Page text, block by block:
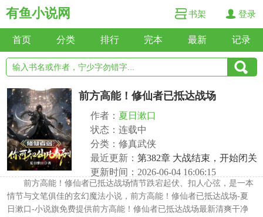
有鱼小说网 书架 登录
首页 分类 排行 完本 最新 记录
前方高能！修仙者已抵达战场
作者： 夏日漱口
状态：连载中
分类：修真武侠
最近更新： 第382章 大战结束，开始闭关
更新时间：2026-06-04 16:06:15
前方高能！修仙者已抵达战场情节跌宕起伏、扣人心弦，是一本
情节与文笔俱佳的玄幻魔法小说，前方高能！修仙者已抵达战场-夏
日漱口-小说旗免费提供前方高能！修仙者已抵达战场最新清爽干净